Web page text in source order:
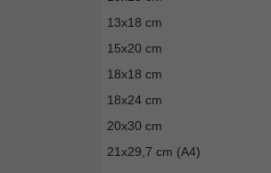
13x18 cm
15x20 cm
18x18 cm
18x24 cm
20x30 cm
21x29,7 cm (A4)